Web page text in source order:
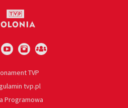
TVP
tvp.pl
Programowa